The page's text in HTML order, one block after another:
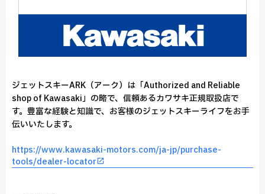
ジェットスキーARK（アーク）は「Authorized and Reliable
shop of Kawasaki」の略で、信頼あるカワサキ正規取扱店で
す。豊富な経験と知識で、お客様のジェットスキーライフをお手
伝いいたします。
https://www.kawasaki-motors.com/ja-jp/purchase-
tools/dealer-locator